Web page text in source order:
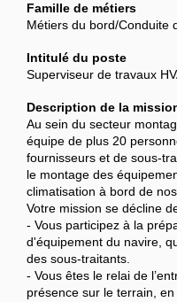
Famille de métiers
Métiers du bord/Conduite
Intitulé du poste
Superviseur de travaux
Description de la
Au sein du secteur
équipe de plus 20
fournisseurs et de sous-
le montage des
climatisation à bord de
Votre mission se décline
- Vous participez à la
d'équipement du navire,
des sous-traitants.
- Vous êtes le relai de
présence sur le terrain, en